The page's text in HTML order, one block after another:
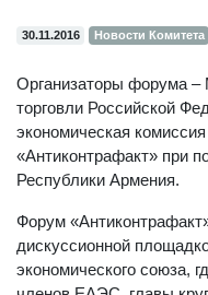
30.11.2016 Новости Комитета
Организаторы форума –
торговли Российской
экономическая
«Антиконтрафакт» при
Республики Армения.
Форум
дискуссионной
экономического союза,